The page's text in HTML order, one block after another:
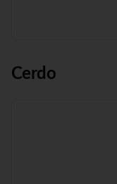
Cerdo